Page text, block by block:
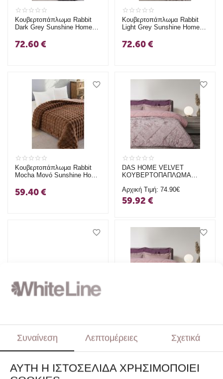
Κουβερτοπάπλωμα Rabbit
Dark Grey Sunshine Home
72.60€
Κουβερτοπάπλωμα Rabbit
Light Grey Sunshine Home
72.60€
Κουβερτοπάπλωμα Rabbit
Mocha Μονό Sunshine Home
59.40€
DAS HOME VELVET
ΚΟΥΒΕΡΤΟΠΑΠΛΩΜΑ
1377 NUDE
Αρχική Τιμή:74.90€
59.92 €
1376 GREY
Αρχική Τιμή:74.90€
59.92€
ΥΠΕΡΔΙΠΛΟ 1377 NUDE
Αρχική Τιμή: 94.90€
Συναίνεση Λεπτομέρειες Σχετικά
ΑΥΤΉ Η ΙΣΤΟΣΕΛΊΔΑ ΧΡΗΣΙΜΟΠΟΙΕΊ